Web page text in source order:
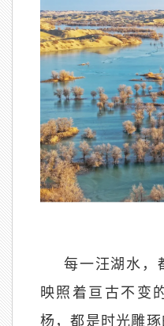
每一汪湖水，
映照着亘古不变
杨，都是时光雕